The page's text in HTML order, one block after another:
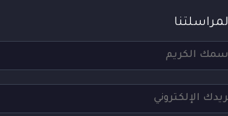
لمراسلتنا